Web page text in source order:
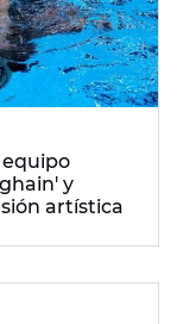
equipo
y
artística